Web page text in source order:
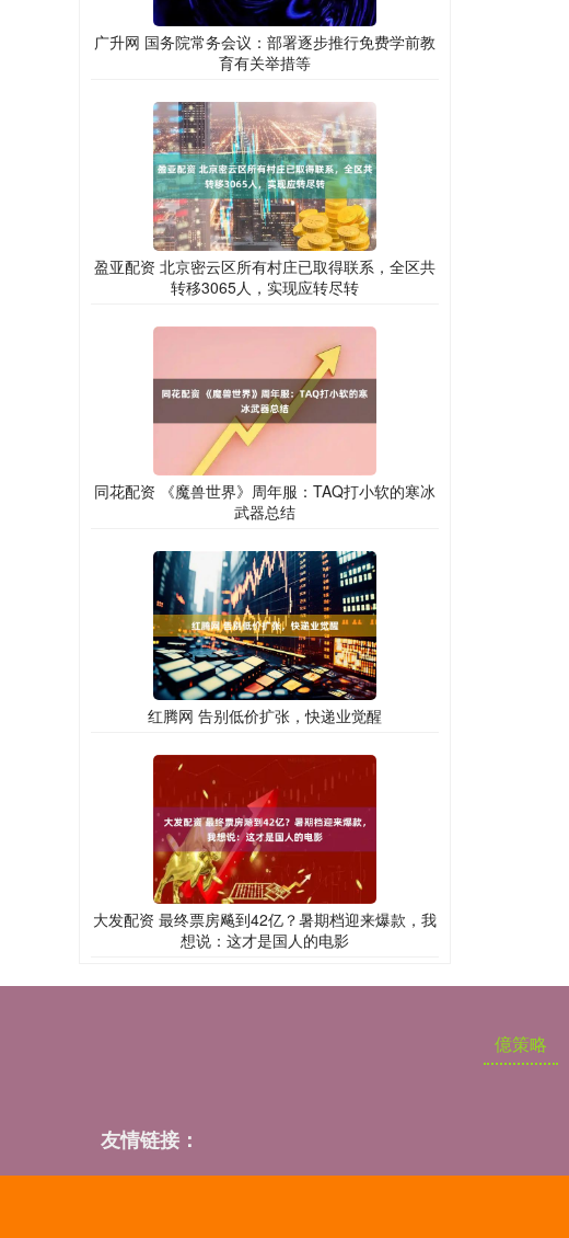
广升网 国务院常务会议：部署逐步推行免费学前教
育有关举措等
盈亚配资 北京密云区所有村庄已取得联系，全区共
转移3065人，实现应转尽转
同花配资 《魔兽世界》周年服：TAQ打小软的寒冰
武器总结
红腾网 告别低价扩张，快递业觉醒
大发配资 最终票房飚到42亿？暑期档迎来爆款，我
想说：这才是国人的电影
億策略
友情链接：